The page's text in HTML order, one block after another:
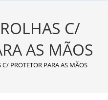
C/
AS MÃOS
PROTETOR PARA AS MÃOS